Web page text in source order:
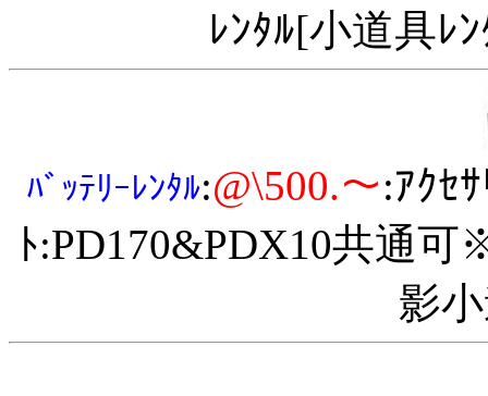
ﾚﾝﾀﾙ[小道具ﾚ
ﾊﾞｯﾃﾘｰﾚﾝﾀﾙ:@\500.～:ｱｸｾ
ﾄ:PD170&PDX10共通
影